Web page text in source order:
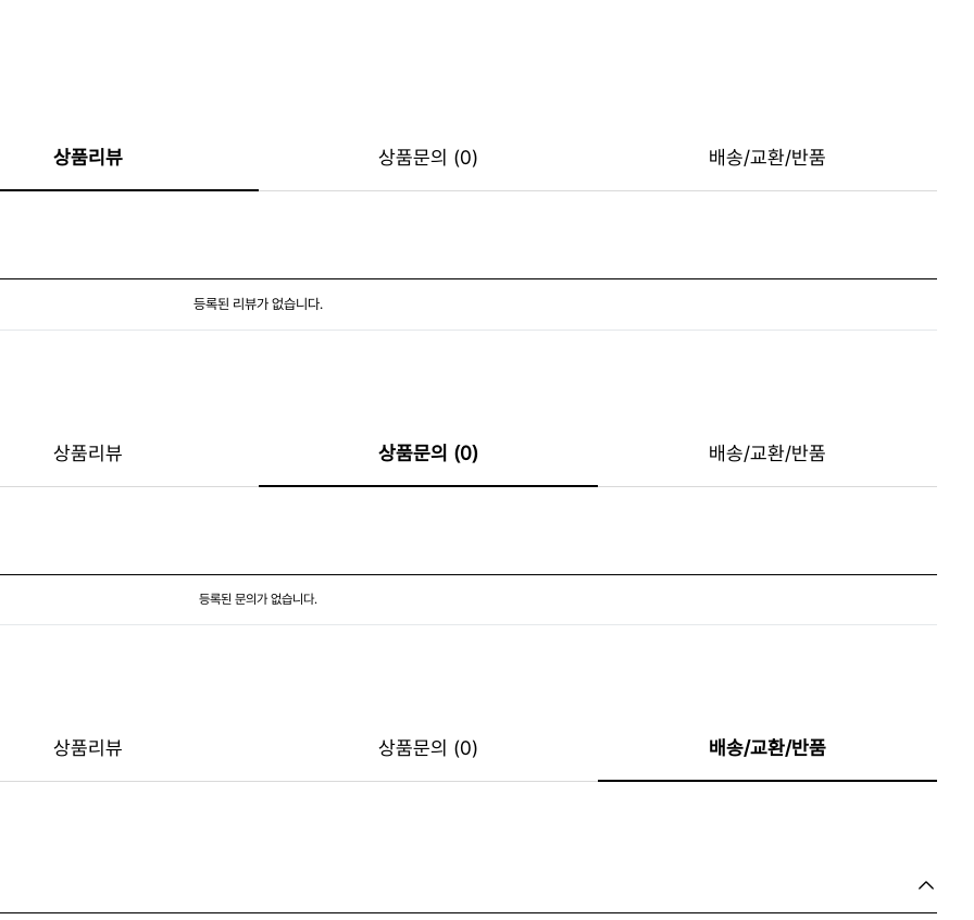
상품리뷰 상품문의 (0) 배송/교환/반품
등록된 리뷰가 없습니다.
상품리뷰 상품문의 (0) 배송/교환/반품
등록된 문의가 없습니다.
상품리뷰 상품문의 (0) 배송/교환/반품